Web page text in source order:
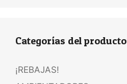
Categorías del producto
¡REBAJAS!